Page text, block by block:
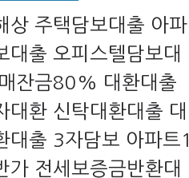
상 주택담보대출 아파
대출 오피스텔담보대
잔금80% 대환대출
대환 신탁대환대출 대
대출 3자담보 아파트1
가 전세보증금반환대